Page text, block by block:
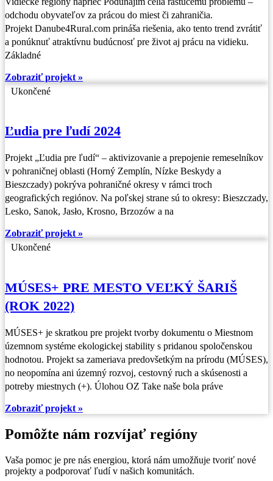
odchodu obyvateľov za prácou do miest či zahraničia.
Projekt Danube4Rural.com prináša riešenia, ako tento trend zvrátiť
a ponúknuť atraktívnu budúcnosť pre život aj prácu na vidieku.
Základné
Zobraziť projekt »
Ukončené
Ľudia pre ľudí 2024
Projekt „Ľudia pre ľudí“ – aktivizovanie a prepojenie remeselníkov
v pohraničnej oblasti (Horný Zemplín, Nízke Beskydy a
Bieszczady) pokrýva pohraničné okresy v rámci troch
geografických regiónov. Na poľskej strane sú to okresy: Bieszczady,
Lesko, Sanok, Jasło, Krosno, Brzozów a na
Zobraziť projekt »
Ukončené
MÚSES+ PRE MESTO VEĽKÝ ŠARIŠ
(ROK 2022)
MÚSES+ je skratkou pre projekt tvorby dokumentu o Miestnom
územnom systéme ekologickej stability s pridanou spoločenskou
hodnotou. Projekt sa zameriava predovšetkým na prírodu (MÚSES),
no neopomína ani územný rozvoj, cestovný ruch a skúsenosti a
potreby miestnych (+). Úlohou OZ Take naše bola práve
Zobraziť projekt »
Pomôžte nám rozvíjať regióny
Vaša pomoc je pre nás energiou, ktorá nám umožňuje tvoriť nové
projekty a podporovať ľudí v našich komunitách.